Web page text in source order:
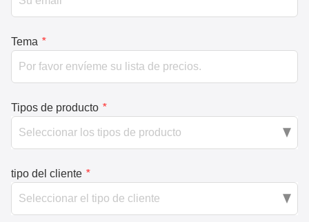
Tema *
Tipos de producto *
tipo del cliente *